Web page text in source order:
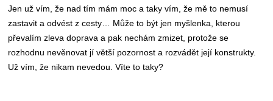
Jen už vím, že nad tím mám moc a taky vím, že mě to nemusí
zastavit a odvést z cesty… Může to být jen myšlenka, kterou
převalím zleva doprava a pak nechám zmizet, protože se
rozhodnu nevěnovat jí větší pozornost a rozvádět její konstrukty.
Už vím, že nikam nevedou. Víte to taky?